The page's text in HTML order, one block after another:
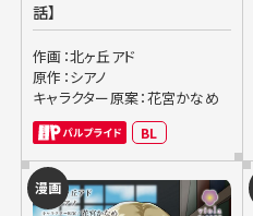
話】
作画：北ヶ丘アド
原作：シアノ
キャラクター原案：花宮かなめ
BL
漫画